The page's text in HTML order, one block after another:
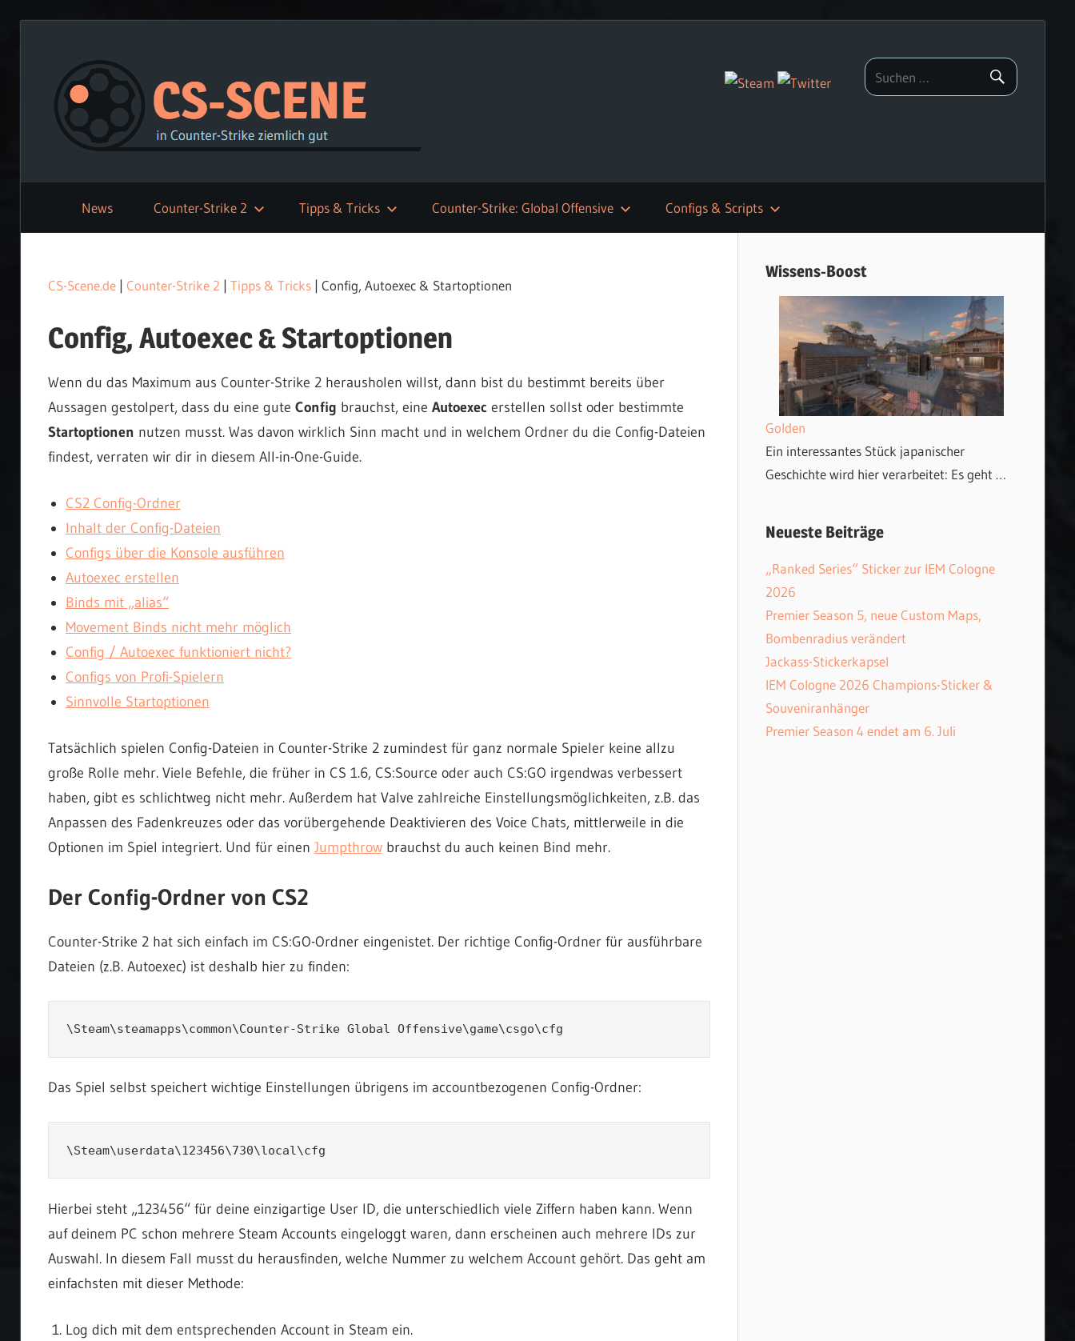
springen
News Counter-Strike 2 Tipps & Tricks Counter-Strike: Global Offensive Configs & Scripts
CS-Scene.de| Counter-Strike 2 | Tipps & Tricks| Config, Autoexec & Startoptionen
Config, Autoexec & Startoptionen
Wenn du das Maximum aus Counter-Strike 2 herausholen willst, dann bist du bestimmt bereits über
Aussagen gestolpert, dass du eine gute Config brauchst, eine Autoexecerstellen sollst oder bestimmte
Startoptionen nutzen musst. Was davon wirklich Sinn macht und in welchem Ordner du die Config-Dateien
findest, verraten wir dir in diesem All-in-One-Guide.
CS2 Config-Ordner
Inhalt der Config-Dateien
Configs über die Konsole ausführen
Autoexec erstellen
Binds mit „alias“
Movement Binds nicht mehr möglich
Config / Autoexec funktioniert nicht?
Configs von Profi-Spielern
Sinnvolle Startoptionen
Tatsächlich spielen Config-Dateien in Counter-Strike 2 zumindest für ganz normale Spieler keine allzu
große Rolle mehr. Viele Befehle, die früher in CS 1.6, CS:Source oder auch CS:GO irgendwas verbessert
haben, gibt es schlichtweg nicht mehr. Außerdem hat Valve zahlreiche Einstellungsmöglichkeiten, z.B. das
Anpassen des Fadenkreuzes oder das vorübergehende Deaktivieren des Voice Chats, mittlerweile in die
Optionen im Spiel integriert. Und für einen Jumpthrowbrauchst du auch keinen Bind mehr.
Der Config-Ordner von CS2
Counter-Strike 2 hat sich einfach im CS:GO-Ordner eingenistet. Der richtige Config-Ordner für ausführbare
Dateien (z.B. Autoexec) ist deshalb hier zu finden:
\Steam\steamapps\common\Counter-Strike Global Offensive\game\csgo\cfg
Das Spiel selbst speichert wichtige Einstellungen übrigens im accountbezogenen Config-Ordner:
\Steam\userdata\123456\730\local\cfg
Hierbei steht „123456“ für deine einzigartige User ID, die unterschiedlich viele Ziffern haben kann. Wenn
auf deinem PC schon mehrere Steam Accounts eingeloggt waren, dann erscheinen auch mehrere IDs zur
Auswahl. In diesem Fall musst du herausfinden, welche Nummer zu welchem Account gehört. Das geht am
einfachsten mit dieser Methode:
Log dich mit dem entsprechenden Account in Steam ein.
Wissens-Boost
Golden
Ein interessantes Stück japanischer
Geschichte wird hier verarbeitet: Es geht …
Neueste Beiträge
„Ranked Series“ Sticker zur IEM Cologne
2026
Premier Season 5, neue Custom Maps,
Bombenradius verändert
Jackass-Stickerkapsel
IEM Cologne 2026 Champions-Sticker &
Souveniranhänger
Premier Season 4 endet am 6. Juli